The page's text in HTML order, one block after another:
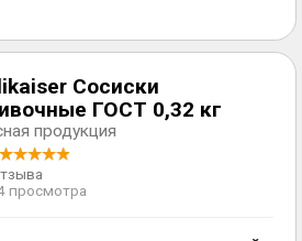
Сосиски
ГОСТ 0,32 кг
продукция
просмотра